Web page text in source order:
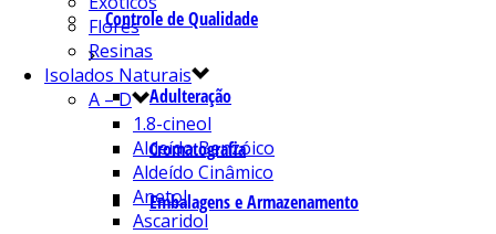
Controle de Qualidade
Adulteração
Cromatografia
Embalagens e Armazenamento
Flores
Resinas
Isolados Naturais
A – D
1.8-cineol
Aldeído Benzóico
Aldeído Cinâmico
Anetol
Ascaridol